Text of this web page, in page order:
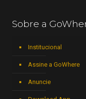
Sobre a
Institucional
Assine a GoWhere
Anuncie